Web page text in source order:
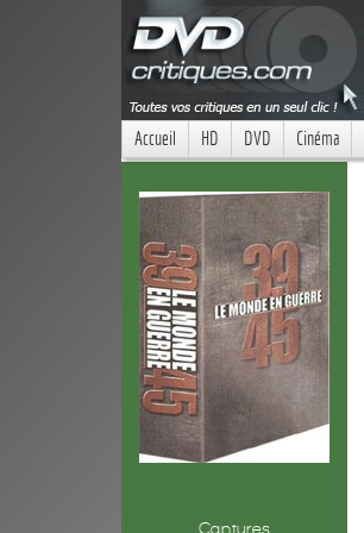
Accueil HD DVD Cinéma
Captures